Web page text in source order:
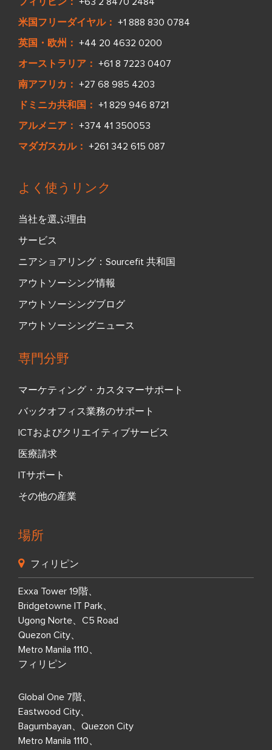
フィリピン： +63 2 8470 2484
米国フリーダイヤル： +1 888 830 0784
英国・欧州： +44 20 4632 0200
オーストラリア： +61 8 7223 0407
南アフリカ： +27 68 985 4203
ドミニカ共和国： +1 829 946 8721
アルメニア： +374 41 350053
マダガスカル： +261 342 615 087
よく使うリンク
当社を選ぶ理由
サービス
ニアショアリング：Sourcefit 共和国
アウトソーシング情報
アウトソーシングブログ
アウトソーシングニュース
専門分野
マーケティング・カスタマーサポート
バックオフィス業務のサポート
ICTおよびクリエイティブサービス
医療請求
ITサポート
その他の産業
場所
フィリピン
Exxa Tower 19階、
Bridgetowne IT Park、
Ugong Norte、C5 Road
Quezon City、
Metro Manila 1110、
フィリピン
Global One 7階、
Eastwood City、
Bagumbayan、Quezon City
Metro Manila 1110、